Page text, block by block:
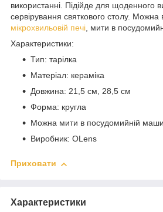
використанні. Підійде для щоденного
сервірування святкового столу. Можна
мікрохвильовій печі, мити в
Характеристики:
Тип: тарілка
Матеріал: кераміка
Довжина: 21,5 см, 28,5 см
Форма: кругла
Можна мити в посудомийній
Виробник: OLens
Приховати
Характеристики